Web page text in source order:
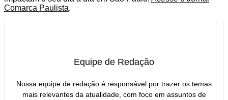
Comarca Paulista.
Equipe de Redação
Nossa equipe de redação é responsável por trazer os temas
mais relevantes da atualidade, com foco em assuntos de